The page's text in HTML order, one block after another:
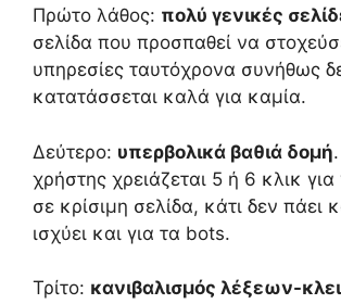
Πρώτο λάθος: πολύ γενικές
σελίδα που προσπαθεί να
υπηρεσίες ταυτόχρονα συνήθως
κατατάσσεται καλά για καμία.
Δεύτερο: υπερβολικά βαθιά δομή
χρήστης χρειάζεται 5 ή 6 κλικ
σε κρίσιμη σελίδα, κάτι δεν πάει
ισχύει και για τα bots.
Τρίτο: κανιβαλισμός λέξεων-